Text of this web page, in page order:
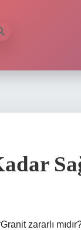
zararlı